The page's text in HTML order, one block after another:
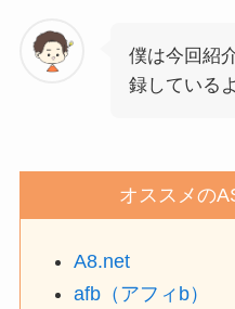
僕は今回紹
録している
オススメの
A8.net
afb（アフィb）